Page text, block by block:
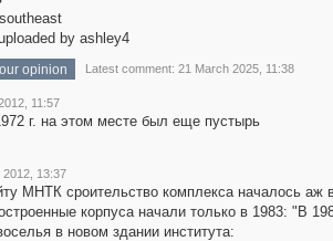
southeast
by ashley4
opinion Latest comment: 21 March 2025, 11:38
11:57
г. на этом месте был еще пустырь
2012, 13:37
МНТК сроительство комплекса началось аж
корпуса начали только в 1983: "В
в новом здании института: